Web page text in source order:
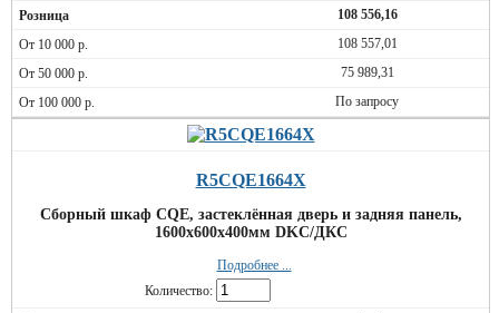
108 556,16
108 557,01
75 989,31
По запросу
R5CQE1664X
Сборный шкаф CQE, застеклённая дверь и задняя панель,
1600x600x400мм DKC/ДКС
Подробнее ...
Количество: